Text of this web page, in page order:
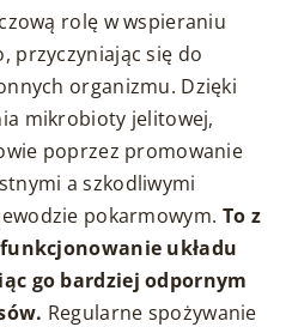
rolę w wspieraniu
przyczyniając się do
organizmu. Dzięki
mikrobioty jelitowej,
poprzez promowanie
a szkodliwymi
pokarmowym. To z
układu
go bardziej odpornym
Regularne spożywanie